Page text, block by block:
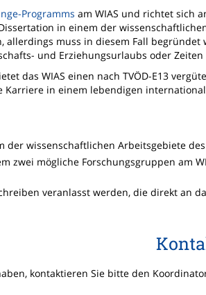
Programms am WIAS und richtet sich
in einem der
allerdings muss in diesem Fall
und Erziehungsurlaubs oder
das WIAS einen nach TVÖD-E13
Karriere in einem lebendigen
der wissenschaftlichen Arbeitsgebiete des
zwei mögliche Forschungsgruppen am
veranlasst werden, die direkt an
kontaktieren Sie bitte den